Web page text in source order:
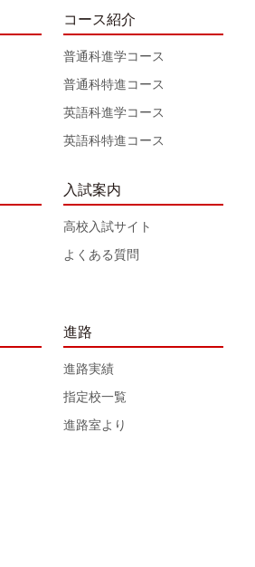
コース紹介
普通科進学コース
普通科特進コース
英語科進学コース
英語科特進コース
入試案内
高校入試サイト
よくある質問
進路
進路実績
指定校一覧
進路室より